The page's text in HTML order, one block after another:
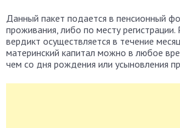
Данный пакет подается в пенсионный
проживания, либо по месту регистрации.
вердикт осуществляется в течение
материнский капитал можно в любое
чем со дня рождения или усыновления